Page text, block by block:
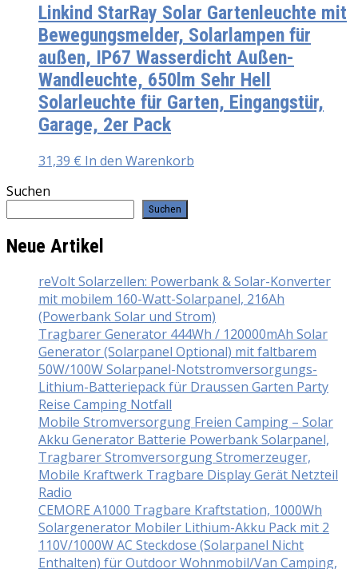
Linkind StarRay Solar Gartenleuchte mit
Bewegungsmelder, Solarlampen für
außen, IP67 Wasserdicht Außen-
Wandleuchte, 650lm Sehr Hell
Solarleuchte für Garten, Eingangstür,
Garage, 2er Pack
31,39 € In den Warenkorb
Suchen
Suchen
Neue Artikel
reVolt Solarzellen: Powerbank & Solar-Konverter
mit mobilem 160-Watt-Solarpanel, 216Ah
(Powerbank Solar und Strom)
Tragbarer Generator 444Wh / 120000mAh Solar
Generator (Solarpanel Optional) mit faltbarem
50W/100W Solarpanel-Notstromversorgungs-
Lithium-Batteriepack für Draussen Garten Party
Reise Camping Notfall
Mobile Stromversorgung Freien Camping – Solar
Akku Generator Batterie Powerbank Solarpanel,
Tragbarer Stromversorgung Stromerzeuger,
Mobile Kraftwerk Tragbare Display Gerät Netzteil
Radio
CEMORE A1000 Tragbare Kraftstation, 1000Wh
Solargenerator Mobiler Lithium-Akku Pack mit 2
110V/1000W AC Steckdose (Solarpanel Nicht
Enthalten) für Outdoor Wohnmobil/Van Camping,